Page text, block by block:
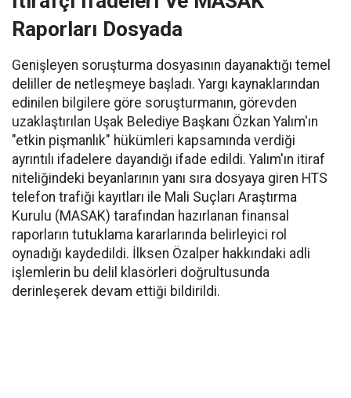
Raporları Dosyada
Genişleyen soruşturma dosyasının dayanaktığı temel
deliller de netleşmeye başladı. Yargı kaynaklarından
edinilen bilgilere göre soruşturmanın, görevden
uzaklaştırılan Uşak Belediye Başkanı Özkan Yalım'ın
"etkin pişmanlık" hükümleri kapsamında verdiği
ayrıntılı ifadelere dayandığı ifade edildi. Yalım'ın itiraf
niteliğindeki beyanlarının yanı sıra dosyaya giren HTS
telefon trafiği kayıtları ile Mali Suçları Araştırma
Kurulu (MASAK) tarafından hazırlanan finansal
raporların tutuklama kararlarında belirleyici rol
oynadığı kaydedildi. İlksen Özalper hakkındaki adli
işlemlerin bu delil klasörleri doğrultusunda
derinleşerek devam ettiği bildirildi.